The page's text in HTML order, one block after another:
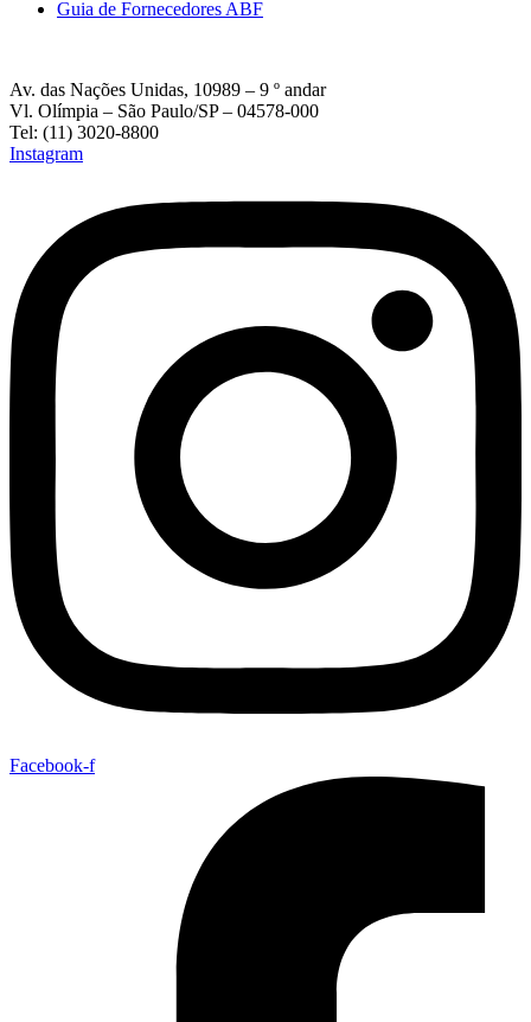
Guia de Fornecedores ABF
Av. das Nações Unidas, 10989 – 9 º andar
Vl. Olímpia – São Paulo/SP – 04578-000
Tel: (11) 3020-8800
Instagram
Facebook-f